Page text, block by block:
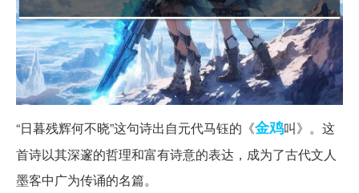
“日暮残辉何不晓”这句诗出自元代马钰的《金鸡叫》。这
首诗以其深邃的哲理和富有诗意的表达，成为了古代文人
墨客中广为传诵的名篇。